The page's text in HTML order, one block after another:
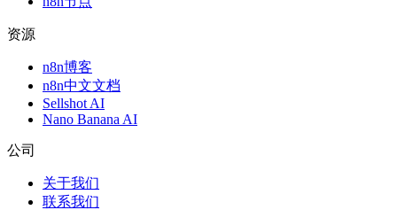
资源
n8n博客
n8n中文文档
Sellshot AI
Nano Banana AI
公司
关于我们
联系我们